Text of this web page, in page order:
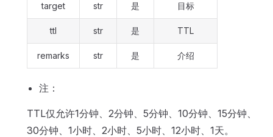
target str 是 目标
ttl str 是 TTL
remarks str 是 介绍
注：
TTL仅允许1分钟、2分钟、5分钟、10分钟、15分钟、
30分钟、1小时、2小时、5小时、12小时、1天。